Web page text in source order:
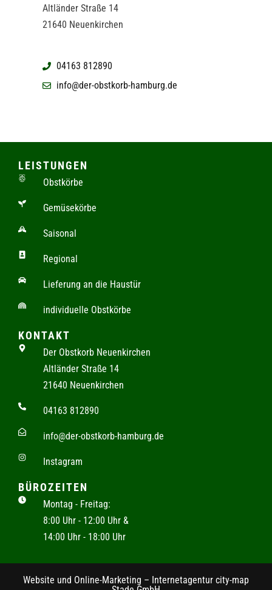
Altländer Straße 14
21640 Neuenkirchen
04163 812890
info@der-obstkorb-hamburg.de
LEISTUNGEN
Obstkörbe
Gemüsekörbe
Saisonal
Regional
Lieferung an die Haustür
individuelle Obstkörbe
KONTAKT
Der Obstkorb Neuenkirchen
Altländer Straße 14
21640 Neuenkirchen
04163 812890
info@der-obstkorb-hamburg.de
Instagram
BÜROZEITEN
Montag - Freitag:
8:00 Uhr - 12:00 Uhr &
14:00 Uhr - 18:00 Uhr
Website und Online-Marketing – Internetagentur city-map